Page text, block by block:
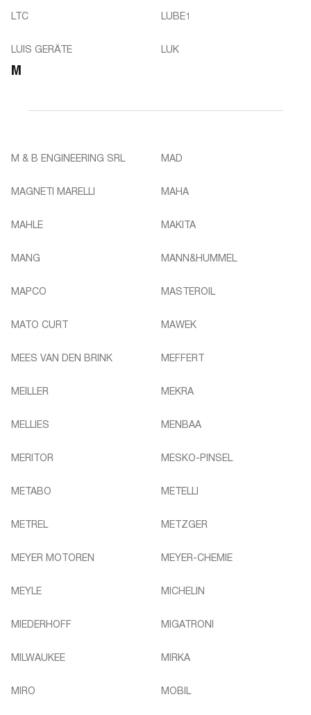
LTC LUBE1
LUIS GERÄTE LUK
M
M & B ENGINEERING SRL MAD
MAGNETI MARELLI MAHA
MAHLE MAKITA
MANG MANN&HUMMEL
MAPCO MASTEROIL
MATO CURT MAWEK
MEES VAN DEN BRINK MEFFERT
MEILLER MEKRA
MELLIES MENBAA
MERITOR MESKO-PINSEL
METABO METELLI
METREL METZGER
MEYER MOTOREN MEYER-CHEMIE
MEYLE MICHELIN
MIEDERHOFF MIGATRONI
MILWAUKEE MIRKA
MIRO MOBIL